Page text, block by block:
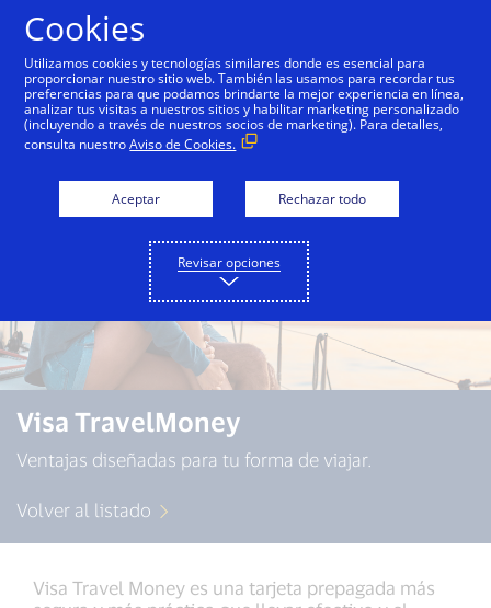
Tarjetas de Débito Tarjetas Prepagas
Visa TravelMoney
Ventajas diseñadas para tu forma de viajar.
Volver al listado
Visa Travel Money es una tarjeta prepagada más
Cookies
Utilizamos cookies y tecnologías similares donde es esencial para
proporcionar nuestro sitio web. También las usamos para recordar tus
preferencias para que podamos brindarte la mejor experiencia en línea,
analizar tus visitas a nuestros sitios y habilitar marketing personalizado
(incluyendo a través de nuestros socios de marketing). Para detalles,
consulta nuestroAviso de Cookies.
Aceptar Rechazar todo
Revisar opciones